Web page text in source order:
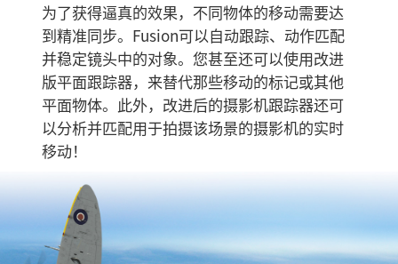
为了获得逼真的效果，不同物体的移动需要达
到精准同步。Fusion可以自动跟踪、动作匹配
并稳定镜头中的对象。您甚至还可以使用改进
版平面跟踪器，来替代那些移动的标记或其他
平面物体。此外，改进后的摄影机跟踪器还可
以分析并匹配用于拍摄该场景的摄影机的实时
移动！